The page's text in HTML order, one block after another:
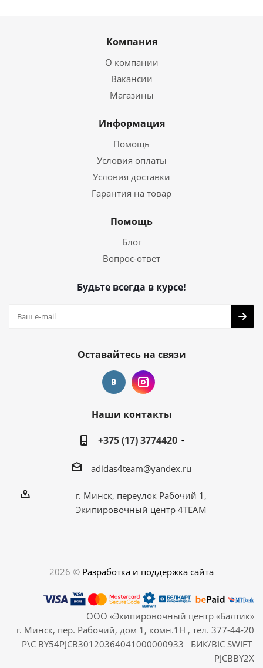
Компания
О компании
Вакансии
Магазины
Информация
Помощь
Условия оплаты
Условия доставки
Гарантия на товар
Помощь
Блог
Вопрос-ответ
Будьте всегда в курсе!
Оставайтесь на связи
Наши контакты
+375 (17) 3774420
adidas4team@yandex.ru
г. Минск, переулок Рабочий 1,
Экипировочный центр 4TEAM
2026 © Разработка и поддержка сайта
ООО «Экипировочный центр «Балтик»
г. Минск, пер. Рабочий, дом 1, комн.1Н , тел. 377-44-20
Р\С BY54PJCB30120364041000000933 БИК/BIC SWIFT
PJCBBY2X